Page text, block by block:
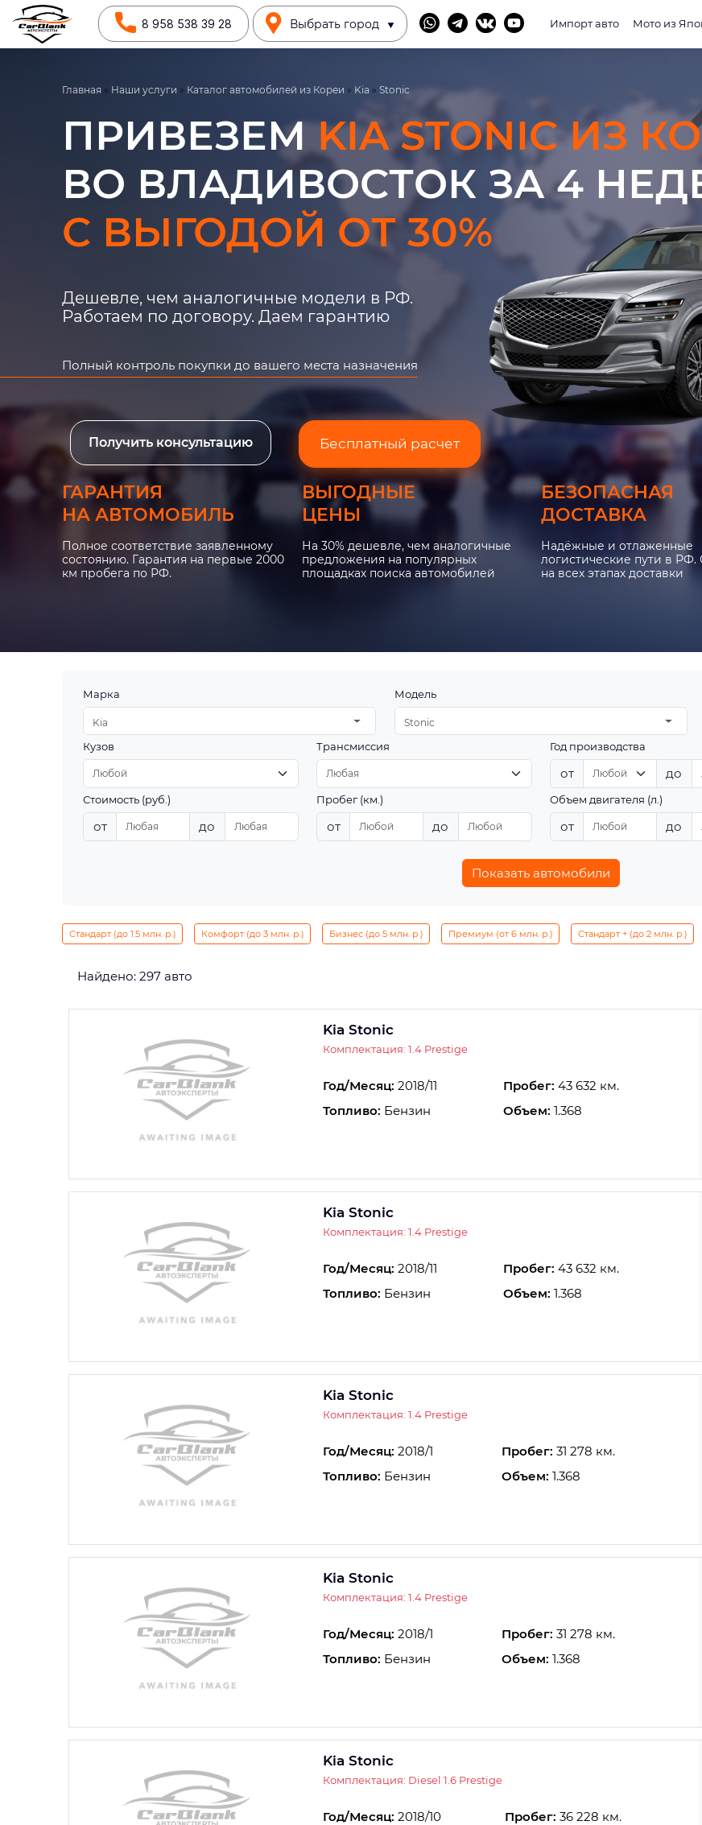
8 958 538 39 28 Выбрать город Импорт авто Мото из
Главная » Наши услуги » Каталог автомобилей из Кореи » Kia » Stonic
ПРИВЕЗЕМKIA STONIC ИЗ
ВО ВЛАДИВОСТОК ЗА 4
С ВЫГОДОЙ ОТ 30%
Дешевле, чем аналогичные модели в РФ.
Работаем по договору. Даем гарантию
Полный контроль покупки до вашего места назначения
Получить консультацию Бесплатный расчет
ГАРАНТИЯ
НА АВТОМОБИЛЬ
Полное соответствие заявленному
состоянию. Гарантия на первые 2000
км пробега по РФ.
ВЫГОДНЫЕ
ЦЕНЫ
На 30% дешевле, чем аналогичные
предложения на популярных
площадках поиска автомобилей
БЕЗОПАСНАЯ
ДОСТАВКА
Надёжные и отлаженные
логистические пути в РФ.
на всех этапах доставки
Марка
Kia
Модель
Stonic
Кузов Трансмиссия Год производства
от до
Стоимость (руб.)
от до
Пробег (км.)
от до
Объем двигателя (л.)
от до
Показать автомобили
Стандарт (до 1.5 млн. р.) Комфорт (до 3 млн. р.) Бизнес (до 5 млн. р.) Премиум (от 6 млн. р.) Стандарт + (до 2 млн. р.)
Найдено: 297 авто
Kia Stonic
Комплектация: 1.4 Prestige
Год/Месяц: 2018/11 Пробег: 43 632 км.
Топливо: Бензин Объем: 1.368
Kia Stonic
Комплектация: 1.4 Prestige
Год/Месяц: 2018/11 Пробег: 43 632 км.
Топливо: Бензин Объем: 1.368
Kia Stonic
Комплектация: 1.4 Prestige
Год/Месяц: 2018/1 Пробег: 31 278 км.
Топливо: Бензин Объем: 1.368
Kia Stonic
Комплектация: 1.4 Prestige
Год/Месяц: 2018/1 Пробег: 31 278 км.
Топливо: Бензин Объем: 1.368
Kia Stonic
Комплектация: Diesel 1.6 Prestige
Год/Месяц: 2018/10 Пробег: 36 228 км.